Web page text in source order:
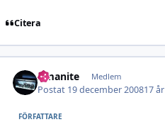
Citera
Amanite Medlem
Postat 19 december 200817 år
FÖRFATTARE